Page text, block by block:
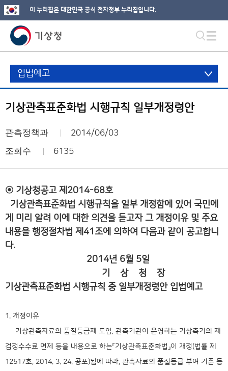
이 누리집은 대한민국 공식 전자정부 누리집입니다.
입법예고
기상관측표준화법 시행규칙 일부개정령안
관측정책과 2014/06/03
조회수 6135
◉ 기상청공고 제2014-68호
기상관측표준화법 시행규칙을 일부 개정함에 있어 국민에
게 미리 알려 이에 대한 의견을 듣고자 그 개정이유 및 주요
내용을 행정절차법 제41조에 의하여 다음과 같이 공고합니
다.
2014년 6월 5일
기 상 청 장
기상관측표준화법 시행규칙 중 일부개정령안 입법예고
1. 개정이유
기상관측자료의 품질등급제 도입, 관측기관이 운영하는 기상측기의 재
검정수수료 면제 등을 내용으로 하는「기상관측표준화법」이 개정(법률 제
12517호, 2014. 3. 24. 공포)됨에 따라, 관측자료의 품질등급 부여 기준 등